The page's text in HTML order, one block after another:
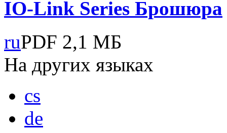
IO-Link Series Брошюра
ruPDF 2,1 МБ
На других языках
cs
de